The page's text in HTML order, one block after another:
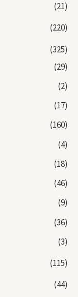
(21)
(220)
(325)
(29)
(2)
(17)
(160)
(4)
(18)
(46)
(9)
(36)
(3)
(115)
(44)